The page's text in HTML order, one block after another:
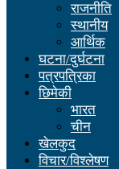
राजनीति
स्थानीय
आर्थिक
घटना/दुर्घटना
पत्रपत्रिका
छिमेकी
भारत
चीन
खेलकुद
विचार/विश्लेषण